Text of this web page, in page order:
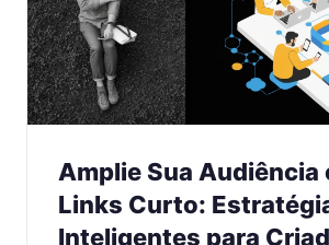
Amplie Sua Audiência
Links Curto:
Inteligentes para